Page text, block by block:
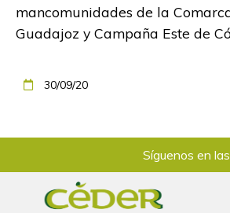
30/09/20
mancomunidades de la
Guadajoz y Campaña Este de
Síguenos en